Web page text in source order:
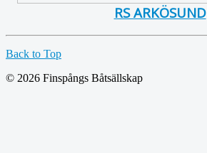
RS ARKÖSUND
Back to Top
© 2026 Finspångs Båtsällskap